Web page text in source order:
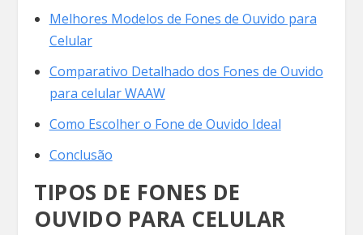
Melhores Modelos de Fones de Ouvido para
Celular
Comparativo Detalhado dos Fones de Ouvido
para celular WAAW
Como Escolher o Fone de Ouvido Ideal
Conclusão
TIPOS DE FONES DE
OUVIDO PARA CELULAR